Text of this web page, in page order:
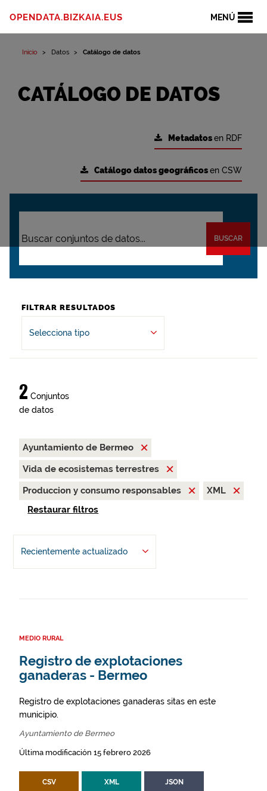
MENÚ
OPENDATA.BIZKAIA.EUS
Inicio Datos Catálogo de datos
CATÁLOGO DE DATOS
Metadatosen RDF
Catálogo datos geográficosen CSW
BUSCAR
FILTRAR RESULTADOS
Selecciona tipo
2 Conjuntos
de datos
Ayuntamiento de Bermeo
Vida de ecosistemas terrestres
Produccion y consumo responsables
XML
Restaurar filtros
Recientemente actualizado
MEDIO RURAL
Registro de explotaciones
ganaderas - Bermeo
Registro de explotaciones ganaderas sitas en este
municipio.
Ayuntamiento de Bermeo
Última modificación 15 febrero 2026
CSV XML JSON